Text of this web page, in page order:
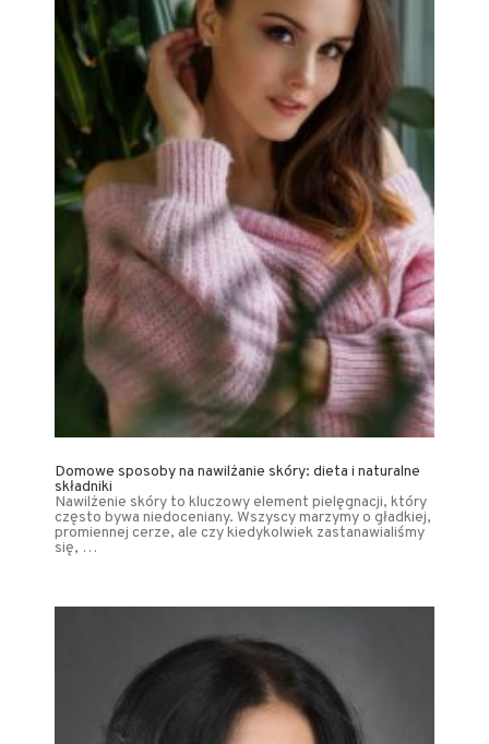
Domowe sposoby na nawilżanie skóry: dieta i naturalne
składniki
Nawilżenie skóry to kluczowy element pielęgnacji, który
często bywa niedoceniany. Wszyscy marzymy o gładkiej,
promiennej cerze, ale czy kiedykolwiek zastanawialiśmy
się, …